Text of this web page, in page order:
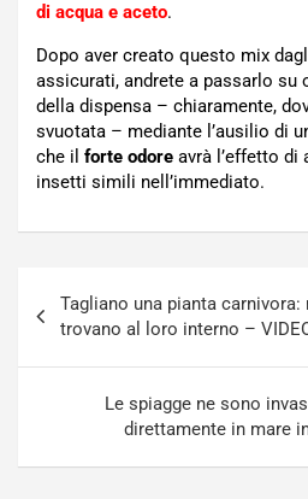
di acqua e aceto.
Dopo aver creato questo mix
assicurati, andrete a passarlo su
della dispensa – chiaramente,
svuotata – mediante l’ausilio di
che il forte odore avrà l’effetto di
insetti simili nell’immediato.
articoli
Tagliano una pianta
trovano al loro interno –
Le spiagge ne sono
direttamente in mare